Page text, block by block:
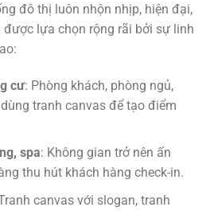
đô thị luôn nhộn nhịp, hiện đại,
lựa chọn rộng rãi bởi sự linh
cư: Phòng khách, phòng ngủ,
tranh canvas để tạo điểm
spa: Không gian trở nên ấn
thu hút khách hàng check-in.
canvas với slogan, tranh